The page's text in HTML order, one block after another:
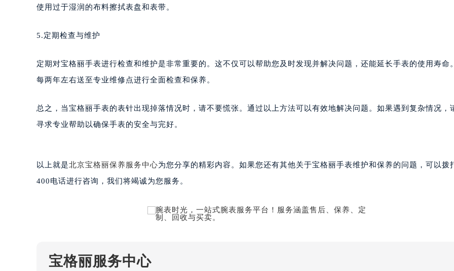
使用过于湿润的布料擦拭表盘和表带。
5.定期检查与维护
定期对宝格丽手表进行检查和维护是非常重要的。这不仅可以帮助您及时发现并解决问题，还能延长手表的使用寿命
每两年左右送至专业维修点进行全面检查和保养。
总之，当宝格丽手表的表针出现掉落情况时，请不要慌张。通过以上方法可以有效地解决问题。如果遇到复杂情况，
寻求专业帮助以确保手表的安全与完好。
以上就是北京宝格丽保养服务中心为您分享的精彩内容。如果您还有其他关于宝格丽手表维护和保养的问题，可以拨
400电话进行咨询，我们将竭诚为您服务。
宝格丽服务中心